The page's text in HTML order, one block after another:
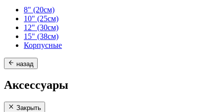
8" (20см)
10" (25см)
12" (30см)
15" (38см)
Корпусные
назад
Аксессуары
Закрыть